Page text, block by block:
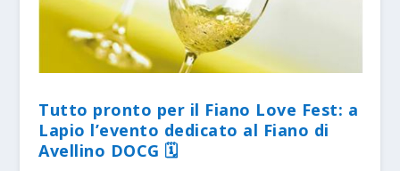
Tutto pronto per il Fiano Love Fest: a
Lapio l’evento dedicato al Fiano di
Avellino DOCG 🗓